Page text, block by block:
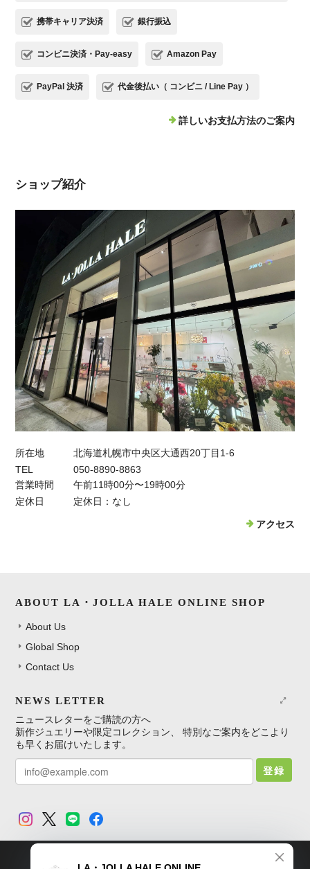
携帯キャリア決済 銀行振込
コンビニ決済・Pay-easy Amazon Pay
PayPal 決済 代金後払い（ コンビニ / Line Pay ）
詳しいお支払方法のご案内
ショップ紹介
所在地
北海道札幌市中央区大通西20丁目1-6
TEL
050-8890-8863
営業時間
午前11時00分〜19時00分
定休日
定休日：なし
アクセス
ABOUT LA・JOLLA HALE ONLINE SHOP
About Us
Global Shop
Contact Us
NEWS LETTER
ニュースレターをご購読の方へ
新作ジュエリーや限定コレクション、 特別なご案内をどこより
も早くお届けいたします。
登録